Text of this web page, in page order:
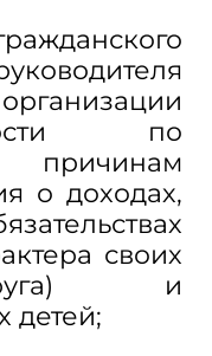
по
о доходах,
своих
и
детей;